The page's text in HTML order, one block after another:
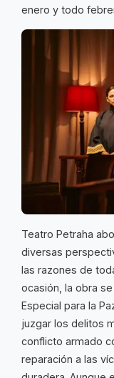
enero y todo
Teatro Petraha
diversas
las razones de
ocasión, la obra
Especial para la
juzgar los delitos
conflicto armado
reparación a las